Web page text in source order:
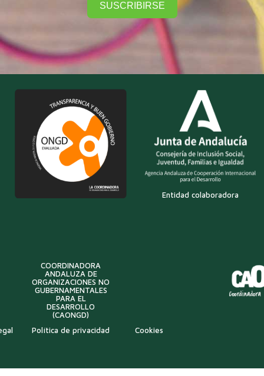
SUSCRIBIRSE
Entidad colaboradora
COORDINADORA
ANDALUZA DE
ORGANIZACIONES NO
GUBERNAMENTALES
PARA EL
DESARROLLO
(CAONGD)
Política de privacidad Cookies